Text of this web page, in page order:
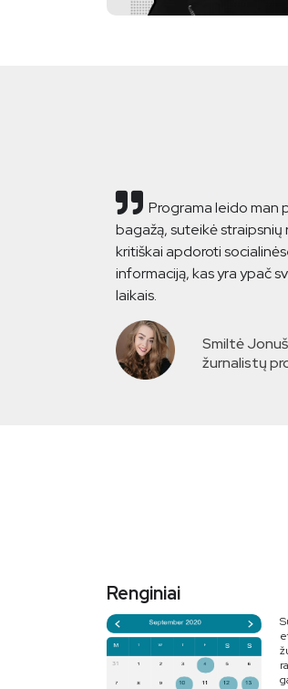
Programa leido man
bagažą, suteikė straipsnių
kritiškai apdoroti
informaciją, kas yra ypač
laikais.
Smiltė
žurnalistų
Renginiai